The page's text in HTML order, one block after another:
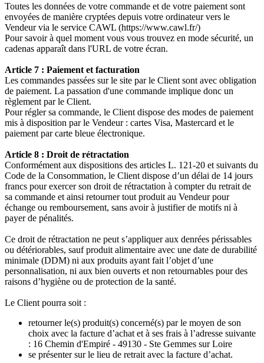
Toutes les données de votre commande et de votre paiement sont
envoyées de manière cryptées depuis votre ordinateur vers le
Vendeur via le service CAWL (https://www.cawl.fr/)
Pour savoir à quel moment vous vous trouvez en mode sécurité, un
cadenas apparaît dans l'URL de votre écran.
Article 7 : Paiement et facturation
Les commandes passées sur le site par le Client sont avec obligation
de paiement. La passation d'une commande implique donc un
règlement par le Client.
Pour régler sa commande, le Client dispose des modes de paiement
mis à disposition par le Vendeur : cartes Visa, Mastercard et le
paiement par carte bleue électronique.
Article 8 : Droit de rétractation
Conformément aux dispositions des articles L. 121-20 et suivants du
Code de la Consommation, le Client dispose d’un délai de 14 jours
francs pour exercer son droit de rétractation à compter du retrait de
sa commande et ainsi retourner tout produit au Vendeur pour
échange ou remboursement, sans avoir à justifier de motifs ni à
payer de pénalités.
Ce droit de rétractation ne peut s’appliquer aux denrées périssables
ou détériorables, sauf produit alimentaire avec une date de durabilité
minimale (DDM) ni aux produits ayant fait l’objet d’une
personnalisation, ni aux bien ouverts et non retournables pour des
raisons d’hygiène ou de protection de la santé.
Le Client pourra soit :
retourner le(s) produit(s) concerné(s) par le moyen de son
choix avec la facture d’achat et à ses frais à l’adresse suivante
: 16 Chemin d'Empiré - 49130 - Ste Gemmes sur Loire
se présenter sur le lieu de retrait avec la facture d’achat.